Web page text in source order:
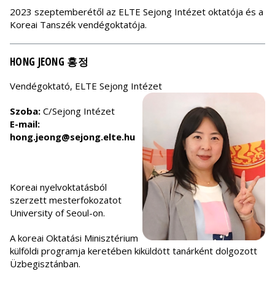
2023 szeptemberétől az ELTE Sejong Intézet oktatója és a
Koreai Tanszék vendégoktatója.
HONG JEONG 홍정
Vendégoktató, ELTE Sejong Intézet
Szoba: C/Sejong Intézet
E-mail:
hong.jeong@sejong.elte.hu
Koreai nyelvoktatásból
szerzett mesterfokozatot
University of Seoul-on.
A koreai Oktatási Minisztérium
külföldi programja keretében kiküldött tanárként dolgozott
Üzbegisztánban.